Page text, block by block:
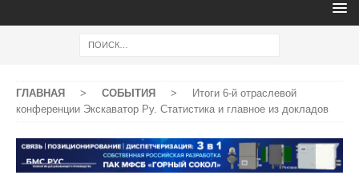
ГЛАВНАЯ > СОБЫТИЯ >
Итоги 6-й отраслевой
конференции Экскаватор Ру. Статистика и главное из докладов